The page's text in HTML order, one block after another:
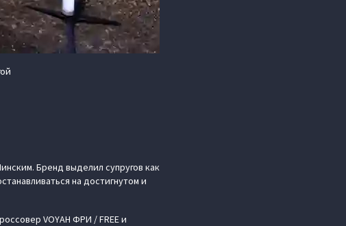
Бренд выделил супругов как
на достигнутом и
VOYAH ФРИ / FREE и